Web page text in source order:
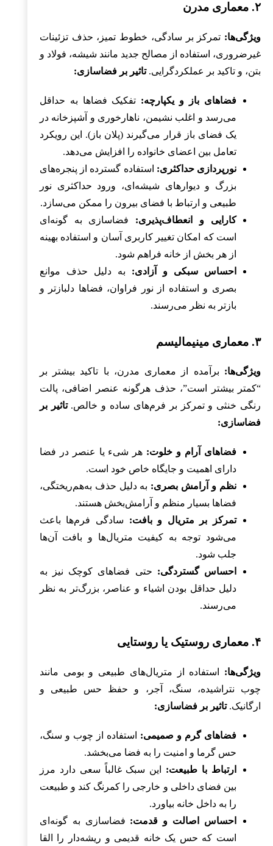
۲. معماری مدرن
ویژگی‌ها: تمرکز بر سادگی، خطوط تمیز، حذف تزئینات
غیرضروری، استفاده از مصالح جدید مانند شیشه، فولاد و
بتن، و تاکید بر عملکردگرایی.تاثیر بر فضاسازی:
فضاهای باز و یکپارچه: تفکیک فضاها به حداقل
می‌رسد و اغلب نشیمن، ناهارخوری و آشپزخانه در
یک فضای باز قرار می‌گیرند (پلان باز). این رویکرد
تعامل بین اعضای خانواده را افزایش می‌دهد.
نورپردازی حداکثری: استفاده گسترده از پنجره‌های
بزرگ و دیوارهای شیشه‌ای، ورود حداکثری نور
طبیعی و ارتباط با فضای بیرون را ممکن می‌سازد.
کارایی و انعطاف‌پذیری: فضاسازی به گونه‌ای
است که امکان تغییر کاربری آسان و استفاده بهینه
از هر بخش از خانه فراهم شود.
احساس سبکی و آزادی: به دلیل حذف موانع
بصری و استفاده از نور فراوان، فضاها دلبازتر و
بازتر به نظر می‌رسند.
۳. معماری مینیمالیسم
ویژگی‌ها: برآمده از معماری مدرن، با تاکید بیشتر بر
“کمتر بیشتر است”، حذف هرگونه عنصر اضافی، پالت
رنگی خنثی و تمرکز بر فرم‌های ساده و خالص.تاثیر بر
فضاسازی:
فضاهای آرام و خلوت: هر شیء یا عنصر در فضا
دارای اهمیت و جایگاه خاص خود است.
نظم و آرامش بصری: به دلیل حذف به‌هم‌ریختگی،
فضاها بسیار منظم و آرامش‌بخش هستند.
تمرکز بر متریال و بافت: سادگی فرم‌ها باعث
می‌شود توجه به کیفیت متریال‌ها و بافت آن‌ها
جلب شود.
احساس گستردگی: حتی فضاهای کوچک نیز به
دلیل حداقل بودن اشیاء و عناصر، بزرگ‌تر به نظر
می‌رسند.
۴. معماری روستیک یا روستایی
ویژگی‌ها: استفاده از متریال‌های طبیعی و بومی مانند
چوب نتراشیده، سنگ، آجر، و حفظ حس طبیعی و
ارگانیک.تاثیر بر فضاسازی:
فضاهای گرم و صمیمی: استفاده از چوب و سنگ،
حس گرما و امنیت را به فضا می‌بخشد.
ارتباط با طبیعت: این سبک غالباً سعی دارد مرز
بین فضای داخلی و خارجی را کمرنگ کند و طبیعت
را به داخل خانه بیاورد.
احساس اصالت و قدمت: فضاسازی به گونه‌ای
است که حس یک خانه قدیمی و ریشه‌دار را القا